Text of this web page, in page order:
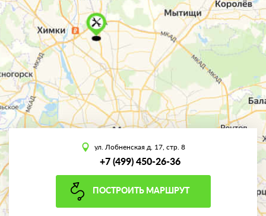
ул. Лобненская д. 17, стр. 8
+7 (499) 450-26-36
ПОСТРОИТЬ МАРШРУТ